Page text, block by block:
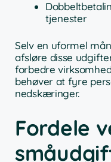
tjenester
Selv en uformel
afsløre disse
forbedre
behøver at fyre
nedskæringer.
Fordele